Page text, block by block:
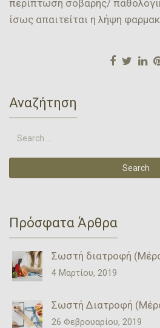
περίπτωση σοβαρής/
ίσως απαιτείται η λήψη
Αναζήτηση
Πρόσφατα Άρθρα
Σωστή διατροφή
4 Μαρτίου, 2019
Σωστή Διατροφή
26 Φεβρουαρίου, 2019